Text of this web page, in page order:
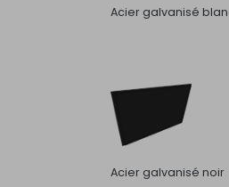
Acier galvanisé
Acier galvanisé noir